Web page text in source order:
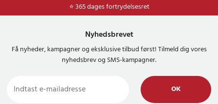
⭐ 365 dages fortrydelsesret
Nyhedsbrevet
Få nyheder, kampagner og eksklusive tilbud først! Tilmeld dig vores
nyhedsbrev og SMS-kampagner.
OK